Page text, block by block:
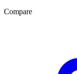
Compare